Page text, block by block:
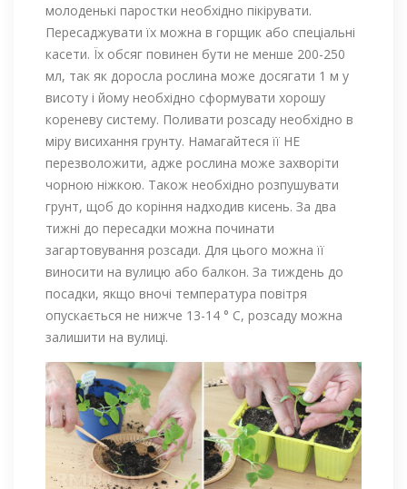
молоденькі паростки необхідно пікірувати.
Пересаджувати їх можна в горщик або спеціальні
касети. Їх обсяг повинен бути не менше 200-250
мл, так як доросла рослина може досягати 1 м у
висоту і йому необхідно сформувати хорошу
кореневу систему. Поливати розсаду необхідно в
міру висихання грунту. Намагайтеся її НЕ
перезволожити, адже рослина може захворіти
чорною ніжкою. Також необхідно розпушувати
грунт, щоб до коріння надходив кисень. За два
тижні до пересадки можна починати
загартовування розсади. Для цього можна її
виносити на вулицю або балкон. За тиждень до
посадки, якщо вночі температура повітря
опускається не нижче 13-14 ° С, розсаду можна
залишити на вулиці.